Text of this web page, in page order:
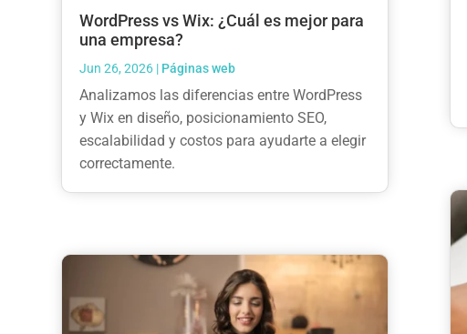
WordPress vs Wix: ¿Cuál es mejor para
una empresa?
Jun 26, 2026 | Páginas web
Analizamos las diferencias entre WordPress
y Wix en diseño, posicionamiento SEO,
escalabilidad y costos para ayudarte a elegir
correctamente.